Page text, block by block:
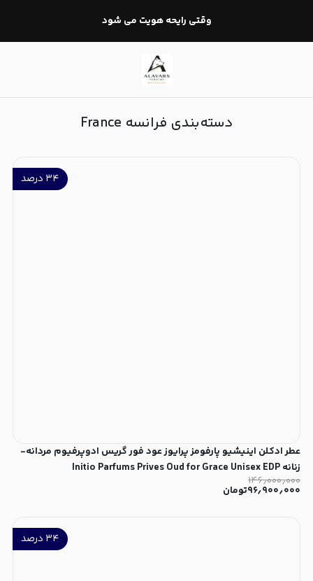
وقتی رایحه هویت می شود
دسته‌بندی فرانسه France
۳۴ درصد
عطر ادکلن اینیشیو پارفومز پرایوز عود فور گریس ادوپرفیوم مردانه-
زنانه Initio Parfums Prives Oud for Grace Unisex EDP
۱۴۶٫۰۰۰٫۰۰۰
۹۶٫۹۰۰٫۰۰۰تومان
۳۴ درصد